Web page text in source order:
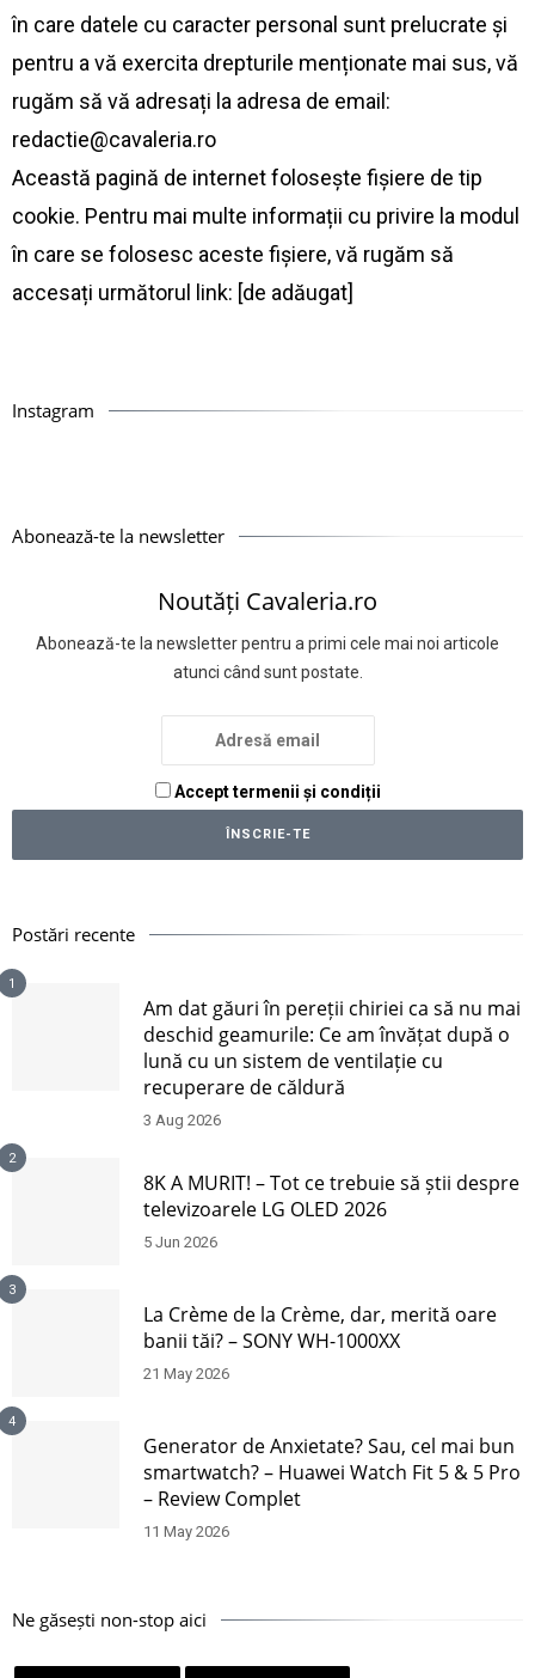
în care datele cu caracter personal sunt prelucrate și
pentru a vă exercita drepturile menționate mai sus, vă
rugăm să vă adresați la adresa de email:
redactie@cavaleria.ro
Această pagină de internet folosește fișiere de tip
cookie. Pentru mai multe informații cu privire la modul
în care se folosesc aceste fișiere, vă rugăm să
accesați următorul link: [de adăugat]
Instagram
Abonează-te la newsletter
Noutăți Cavaleria.ro
Abonează-te la newsletter pentru a primi cele mai noi articole
atunci când sunt postate.
Accept termenii și condiții
Postări recente
1
Am dat găuri în pereții chiriei ca să nu mai
deschid geamurile: Ce am învățat după o
lună cu un sistem de ventilație cu
recuperare de căldură
3 Aug 2026
2
8K A MURIT! – Tot ce trebuie să știi despre
televizoarele LG OLED 2026
5 Jun 2026
3
La Crème de la Crème, dar, merită oare
banii tăi? – SONY WH-1000XX
21 May 2026
4
Generator de Anxietate? Sau, cel mai bun
smartwatch? – Huawei Watch Fit 5 & 5 Pro
– Review Complet
11 May 2026
Ne găsești non-stop aici